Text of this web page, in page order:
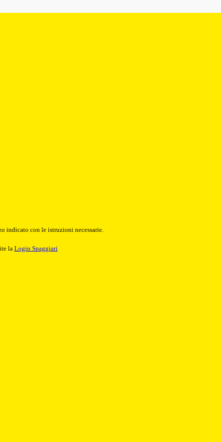
indicato con le istruzioni necessarie.
la Login Spaggiari